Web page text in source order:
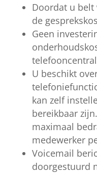
Doordat u belt
de
Geen
U beschikt
kan zelf
bereikbaar
maximaal
medewerker
Voicemail
doorgestuurd